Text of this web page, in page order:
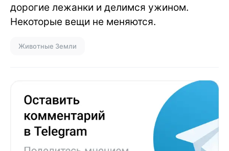
дорогие лежанки и делимся ужином.
Некоторые вещи не меняются.
Животные Земли